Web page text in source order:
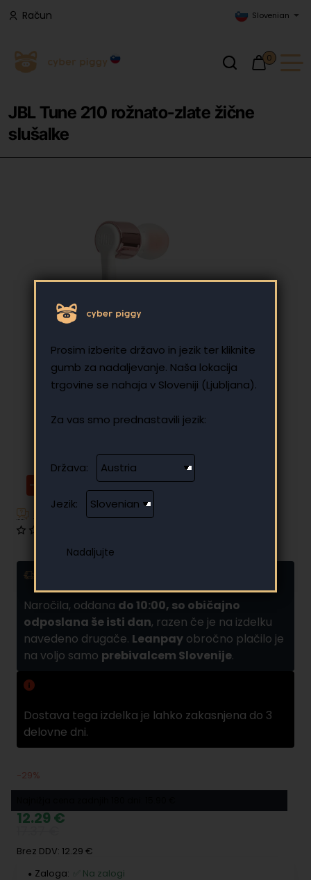
Prosim izberite državo in jezik ter kliknite
gumb za nadaljevanje. Naša lokacija
trgovine se nahaja v Sloveniji (Ljubljana).
Za vas smo prednastavili jezik:
Država:
Jezik:
Račun Slovenian
0
JBL Tune 210 rožnato-zlate žične
slušalke
-29%
Imate dodatna vprašanja?
Naročila, oddana do 10:00, so običajno
odposlana še isti dan, razen če je na izdelku
navedeno drugače. Leanpay obročno plačilo je
na voljo samo prebivalcem Slovenije.
Dostava tega izdelka je lahko zakasnjena do 3
delovne dni.
-29%
12.29 €
Brez DDV: 12.29 €
Zaloga:
✅ Na zalogi